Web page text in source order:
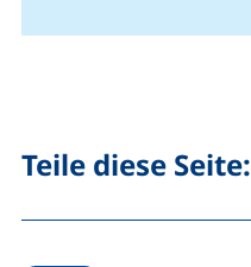
Teile diese Seite: